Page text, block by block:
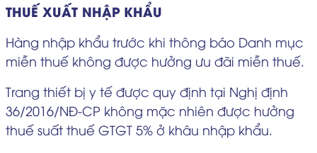
THUẾ XUẤT NHẬP KHẨU
Hàng nhập khẩu trước khi thông báo Danh mục
miễn thuế không được hưởng ưu đãi miễn thuế.
Trang thiết bị y tế được quy định tại Nghị định
36/2016/NĐ-CP không mặc nhiên được hưởng
thuế suất thuế GTGT 5% ở khâu nhập khẩu.